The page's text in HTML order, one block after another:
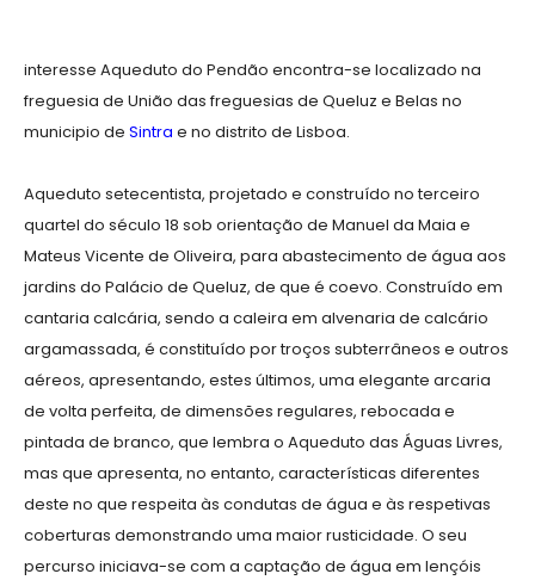
interesse Aqueduto do Pendão encontra-se localizado na
freguesia de União das freguesias de Queluz e Belas no
municipio de Sintra e no distrito de Lisboa.
Aqueduto setecentista, projetado e construído no terceiro
quartel do século 18 sob orientação de Manuel da Maia e
Mateus Vicente de Oliveira, para abastecimento de água aos
jardins do Palácio de Queluz, de que é coevo. Construído em
cantaria calcária, sendo a caleira em alvenaria de calcário
argamassada, é constituído por troços subterrâneos e outros
aéreos, apresentando, estes últimos, uma elegante arcaria
de volta perfeita, de dimensões regulares, rebocada e
pintada de branco, que lembra o Aqueduto das Águas Livres,
mas que apresenta, no entanto, características diferentes
deste no que respeita às condutas de água e às respetivas
coberturas demonstrando uma maior rusticidade. O seu
percurso iniciava-se com a captação de água em lençóis